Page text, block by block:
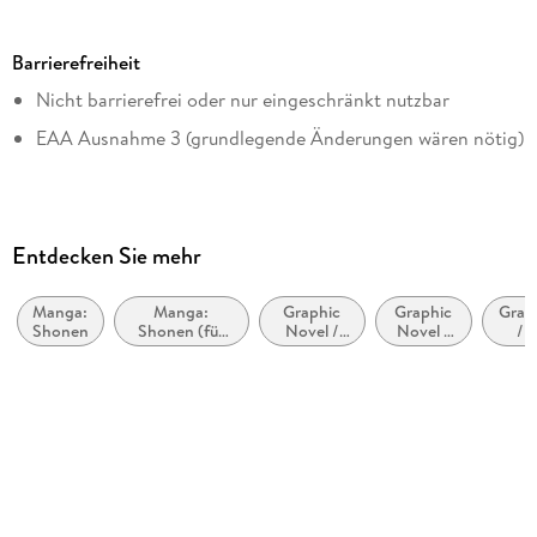
Reihe
One Piece, 113
Autor/Autorin
Antje Bockel
Carlsen Manga
Originalsprache
Barrierefreiheit
Nicht barrierefrei oder nur eingeschränkt nutzbar
EAA Ausnahme 3 (grundlegende Änderungen wären nötig)
Entdecken Sie mehr
Manga:
Shonen
Manga:
Shonen (für
Jungen im
Graphic
Novel /
Comic /
Graphic
Novel /
Comic /
/